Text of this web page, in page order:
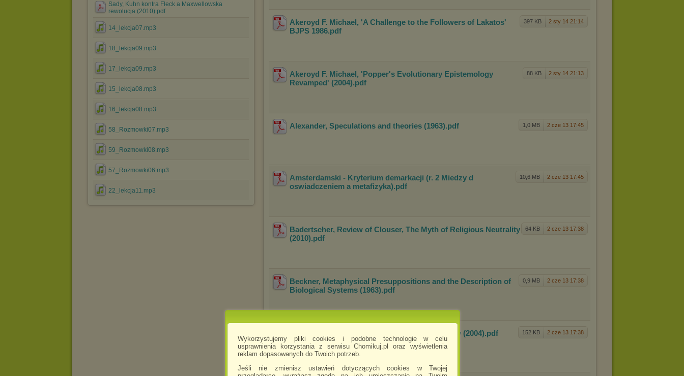
Wykorzystujemy pliki cookies i podobne technologie w celu
usprawnienia korzystania z serwisu Chomikuj.pl oraz wyświetlenia
reklam dopasowanych do Twoich potrzeb.
Jeśli nie zmienisz ustawień dotyczących cookies w Twojej
Sady, Kuhn kontra Fleck a Maxwellowska
rewolucja (2010).pdf
14_lekcja07.mp3
18_lekcja09.mp3
17_lekcja09.mp3
15_lekcja08.mp3
16_lekcja08.mp3
58_Rozmowki07.mp3
59_Rozmowki08.mp3
57_Rozmowki06.mp3
22_lekcja11.mp3
397 KB 2 sty 14 21:14
Akeroyd F. Michael, 'A Challenge to the Followers of Lakatos'
BJPS 1986.pdf
88 KB 2 sty 14 21:13
Akeroyd F. Michael, 'Popper's Evolutionary Epistemology
Revamped' (2004).pdf
1,0 MB 2 cze 13 17:45
Alexander, Speculations and theories (1963).pdf
10,6 MB 2 cze 13 17:45
Amsterdamski - Kryterium demarkacji (r. 2 Miedzy d
oswiadczeniem a metafizyka).pdf
64 KB 2 cze 13 17:38
Badertscher, Review of Clouser, The Myth of Religious Neutrality
(2010).pdf
0,9 MB 2 cze 13 17:38
Beckner, Metaphysical Presuppositions and the Description of
Biological Systems (1963).pdf
152 KB 2 cze 13 17:38
Bird, Kuhn, Naturalism, and the positivist legacy (2004).pdf